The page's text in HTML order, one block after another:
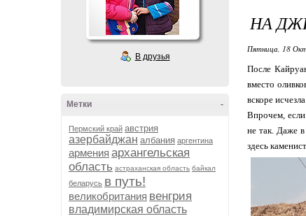
В друзья
-
Метки
Пермский край австрия
азербайджан албания аргентина
армения архангельская
область астраханская область байкал
беларусь в путь!
великобритания венгрия
владимирская область
НА
Пятница, 18
После
вместо
вскоре
Впрочем, если
не так. Даже в
здесь